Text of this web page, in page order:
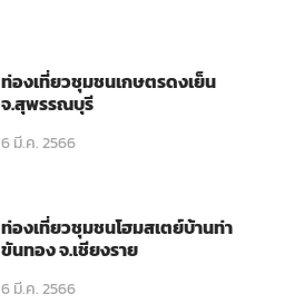
ท่องเที่ยวชุมชนเกษตรดงเย็น
จ.สุพรรณบุรี
6 มี.ค. 2566
ท่องเที่ยวชุมชนโฮมสเตย์บ้านท่า
ขันทอง จ.เชียงราย
6 มี.ค. 2566